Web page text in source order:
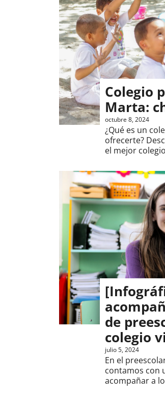
Colegio
Marta:
octubre 8, 2024
¿Qué es un
ofrecerte?
el mejor
de
colegio
julio 5, 2024
En el
contamos con
acompañar a